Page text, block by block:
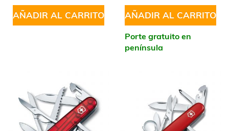
AÑADIR AL CARRITO AÑADIR AL CARRITO
Porte gratuito en
península